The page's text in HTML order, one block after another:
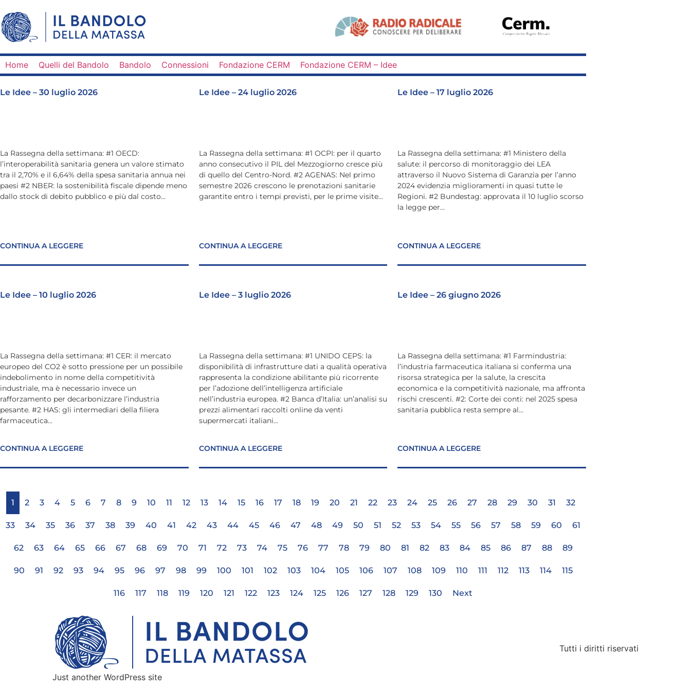
Home Quelli del Bandolo Bandolo Connessioni Fondazione CERM Fondazione CERM – Idee
Le Idee – 30 luglio 2026
La Rassegna della settimana: #1 OECD:
l’interoperabilità sanitaria genera un valore stimato
tra il 2,70% e il 6,64% della spesa sanitaria annua nei
paesi #2 NBER: la sostenibilità fiscale dipende meno
dallo stock di debito pubblico e più dal costo...
CONTINUA A LEGGERE
Le Idee – 24 luglio 2026
La Rassegna della settimana: #1 OCPI: per il quarto
anno consecutivo il PIL del Mezzogiorno cresce più
di quello del Centro-Nord. #2 AGENAS: Nel primo
semestre 2026 crescono le prenotazioni sanitarie
garantite entro i tempi previsti, per le prime visite...
CONTINUA A LEGGERE
Le Idee – 17 luglio 2026
La Rassegna della settimana: #1 Ministero della
salute: il percorso di monitoraggio dei LEA
attraverso il Nuovo Sistema di Garanzia per l’anno
2024 evidenzia miglioramenti in quasi tutte le
Regioni. #2 Bundestag: approvata il 10 luglio scorso
la legge per...
CONTINUA A LEGGERE
Le Idee – 10 luglio 2026
La Rassegna della settimana: #1 CER: il mercato
europeo del CO2 è sotto pressione per un possibile
indebolimento in nome della competitività
industriale, ma è necessario invece un
rafforzamento per decarbonizzare l’industria
pesante. #2 HAS: gli intermediari della filiera
farmaceutica...
CONTINUA A LEGGERE
Le Idee – 3 luglio 2026
La Rassegna della settimana: #1 UNIDO CEPS: la
disponibilità di infrastrutture dati a qualità operativa
rappresenta la condizione abilitante più ricorrente
per l’adozione dell’intelligenza artificiale
nell’industria europea. #2 Banca d’Italia: un’analisi su
prezzi alimentari raccolti online da venti
supermercati italiani...
CONTINUA A LEGGERE
Le Idee – 26 giugno 2026
La Rassegna della settimana: #1 Farmindustria:
l’industria farmaceutica italiana si conferma una
risorsa strategica per la salute, la crescita
economica e la competitività nazionale, ma affronta
rischi crescenti. #2: Corte dei conti: nel 2025 spesa
sanitaria pubblica resta sempre al...
CONTINUA A LEGGERE
1 2 3 4 5 6 7 8 9 10 11 12 13 14 15 16 17 18 19 20 21 22 23 24 25 26 27 28 29 30 31 32
33 34 35 36 37 38 39 40 41 42 43 44 45 46 47 48 49 50 51 52 53 54 55 56 57 58 59 60 61
62 63 64 65 66 67 68 69 70 71 72 73 74 75 76 77 78 79 80 81 82 83 84 85 86 87 88 89
90 91 92 93 94 95 96 97 98 99 100 101 102 103 104 105 106 107 108 109 110 111 112 113 114 115
116 117 118 119 120 121 122 123 124 125 126 127 128 129 130 Next
Just another WordPress site
Tutti i diritti riservati